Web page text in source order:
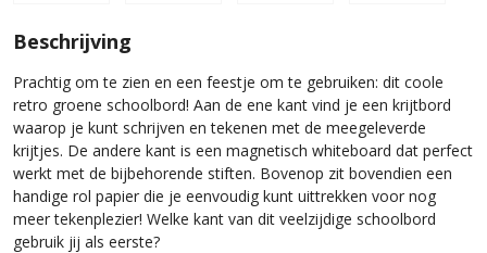
Beschrijving
Prachtig om te zien en een feestje om te gebruiken: dit coole
retro groene schoolbord! Aan de ene kant vind je een krijtbord
waarop je kunt schrijven en tekenen met de meegeleverde
krijtjes. De andere kant is een magnetisch whiteboard dat perfect
werkt met de bijbehorende stiften. Bovenop zit bovendien een
handige rol papier die je eenvoudig kunt uittrekken voor nog
meer tekenplezier! Welke kant van dit veelzijdige schoolbord
gebruik jij als eerste?